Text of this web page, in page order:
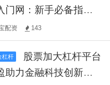
门网：新手必备指
松开启投资之路！
配资 143
杠杆
助力金融科技创新，